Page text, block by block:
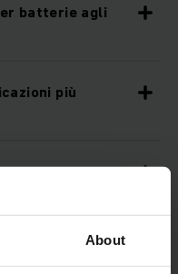
About
batterie agli
più
idraulica
completa
dei parametri